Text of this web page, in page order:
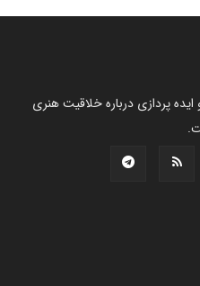
پردازی درباره خلاقیت هنری